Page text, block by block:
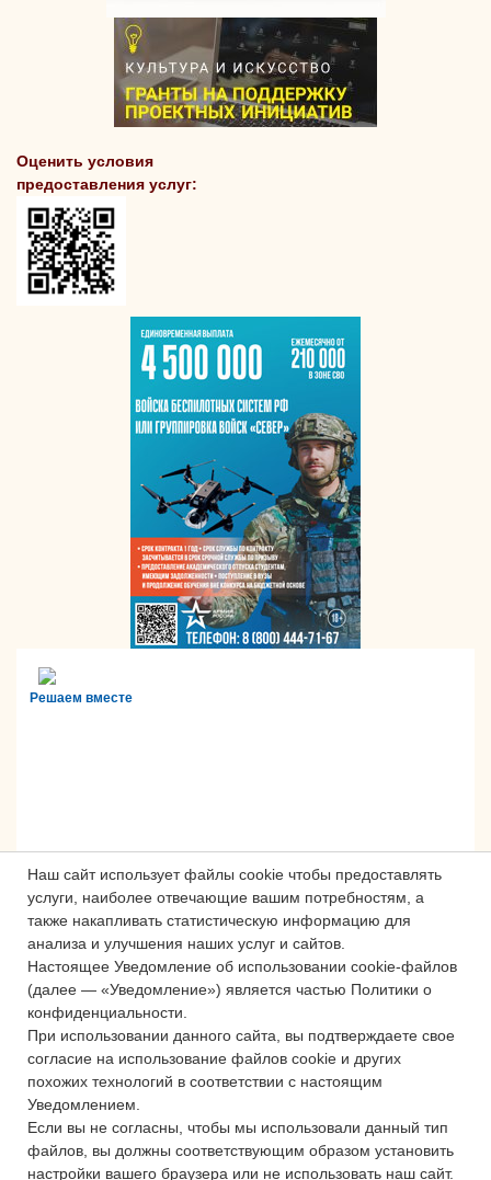
Наш сайт использует файлы cookie чтобы предоставлять
услуги, наиболее отвечающие вашим потребностям, а
также накапливать статистическую информацию для
анализа и улучшения наших услуг и сайтов.
Настоящее Уведомление об использовании cookie-файлов
(далее — «Уведомление») является частью Политики о
конфиденциальности.
При использовании данного сайта, вы подтверждаете свое
согласие на использование файлов cookie и других
похожих технологий в соответствии с настоящим
Уведомлением.
Если вы не согласны, чтобы мы использовали данный тип
файлов, вы должны соответствующим образом установить
настройки вашего браузера или не использовать наш сайт.
Оценить условия
предоставления услуг:
Решаем вместе
Сложности с получением «Пушкинской
карты» или приобретением билетов?
Знаете, как улучшить работу
учреждений культуры?
Написать